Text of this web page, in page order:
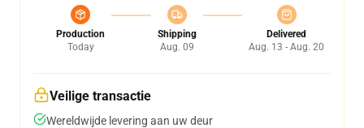
Production
Today
Shipping
Aug. 09
Delivered
Aug. 13 - Aug. 20
Veilige transactie
Wereldwijde levering aan uw deur